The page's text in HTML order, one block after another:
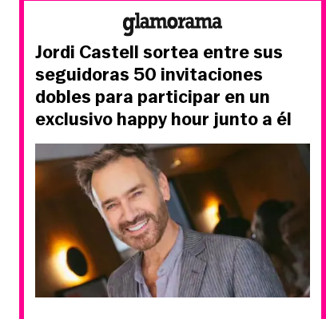
Jordi Castell sortea entre sus
seguidoras 50 invitaciones
dobles para participar en un
exclusivo happy hour junto a él